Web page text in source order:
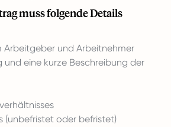
muss folgende Details
Arbeitgeber und Arbeitnehmer
und eine kurze Beschreibung der
(unbefristet oder befristet)